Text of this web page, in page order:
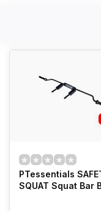
PTessentials
SQUAT Squat Bar